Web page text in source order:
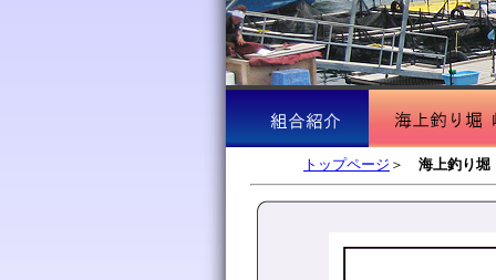
トップページ ＞ 海上釣り